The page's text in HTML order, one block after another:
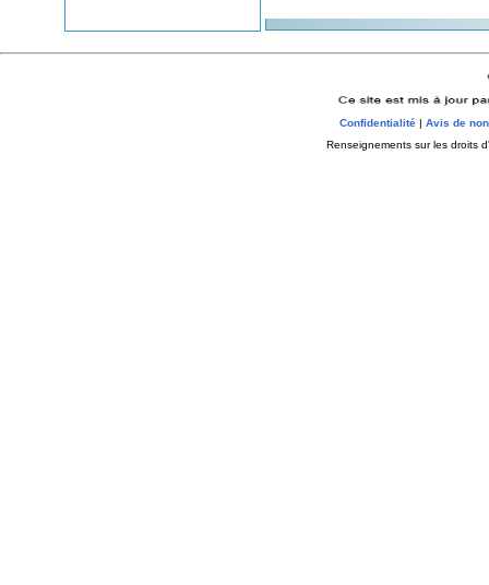
Confidentialité| Avis de
Renseignements sur les droits